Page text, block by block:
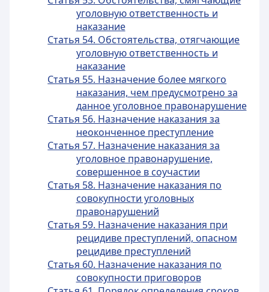
уголовную ответственность и
наказание
Статья 54. Обстоятельства, отягчающие
уголовную ответственность и
наказание
Статья 55. Назначение более мягкого
наказания, чем предусмотрено за
данное уголовное правонарушение
Статья 56. Назначение наказания за
неоконченное преступление
Статья 57. Назначение наказания за
уголовное правонарушение,
совершенное в соучастии
Статья 58. Назначение наказания по
совокупности уголовных
правонарушений
Статья 59. Назначение наказания при
рецидиве преступлений, опасном
рецидиве преступлений
Статья 60. Назначение наказания по
совокупности приговоров